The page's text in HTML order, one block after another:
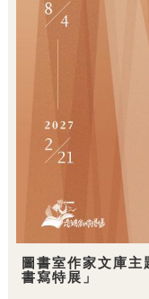
圖書室作家文庫
書寫特展」